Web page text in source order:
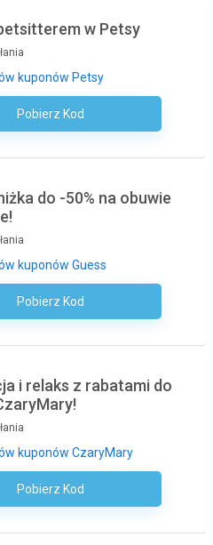
w Petsy
kuponów Petsy
Pobierz Kod
Kod Nie Jest Wymagany
do -50% na obuwie
kuponów Guess
Pobierz Kod
Kod Nie Jest Wymagany
i relaks z rabatami do
kuponów CzaryMary
Pobierz Kod
Kod Nie Jest Wymagany